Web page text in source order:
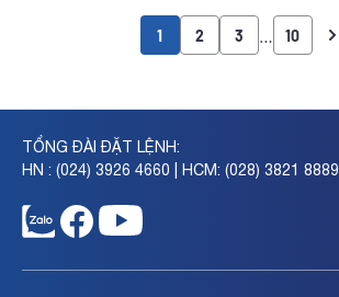
1 2 3 10
TỔNG ĐÀI ĐẶT LỆNH:
HN : (024) 3926 4660 | HCM: (028) 3821 8889